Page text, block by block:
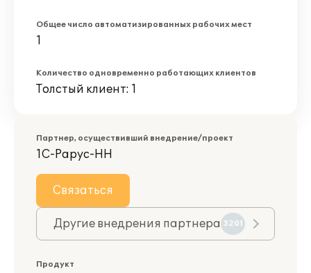
Общее число автоматизированных рабочих мест
1
Количество одновременно работающих клиентов
Толстый клиент: 1
Партнер, осуществивший внедрение/проект
1С-Рарус-НН
Связаться
Другие внедрения партнера 3201
Продукт